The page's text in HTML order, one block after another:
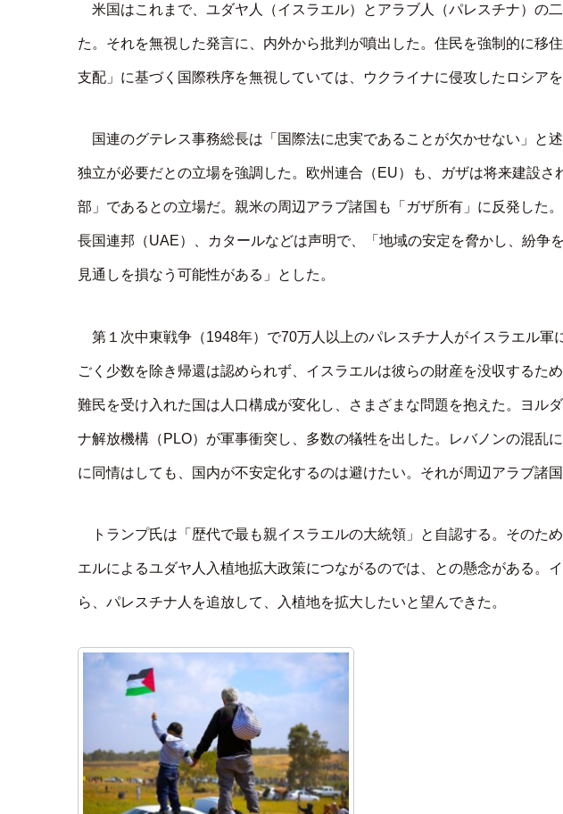
米国はこれまで、ユダヤ人（イスラエル）とアラブ人（パレスチナ）の
た。それを無視した発言に、内外から批判が噴出した。住民を強制的に移
支配」に基づく国際秩序を無視していては、ウクライナに侵攻したロシアを
国連のグテレス事務総長は「国際法に忠実であることが欠かせない」と
独立が必要だとの立場を強調した。欧州連合（EU）も、ガザは将来建設さ
部」であるとの立場だ。親米の周辺アラブ諸国も「ガザ所有」に反発した
長国連邦（UAE）、カタールなどは声明で、「地域の安定を脅かし、紛争
見通しを損なう可能性がある」とした。
第１次中東戦争（1948年）で70万人以上のパレスチナ人がイスラエル軍
ごく少数を除き帰還は認められず、イスラエルは彼らの財産を没収するた
難民を受け入れた国は人口構成が変化し、さまざまな問題を抱えた。ヨル
ナ解放機構（PLO）が軍事衝突し、多数の犠牲を出した。レバノンの混乱
に同情はしても、国内が不安定化するのは避けたい。それが周辺アラブ諸
トランプ氏は「歴代で最も親イスラエルの大統領」と自認する。そのた
エルによるユダヤ人入植地拡大政策につながるのでは、との懸念がある。
ら、パレスチナ人を追放して、入植地を拡大したいと望んできた。